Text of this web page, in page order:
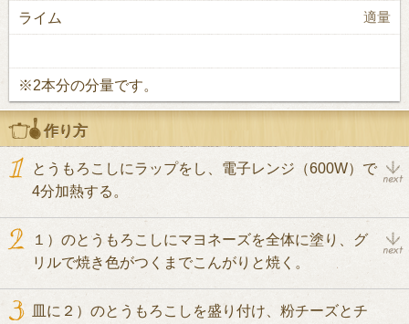
ライム 適量
※2本分の分量です。
作り方
とうもろこしにラップをし、電子レンジ（600W）で
4分加熱する。
１）のとうもろこしにマヨネーズを全体に塗り、グ
リルで焼き色がつくまでこんがりと焼く。
皿に２）のとうもろこしを盛り付け、粉チーズとチ